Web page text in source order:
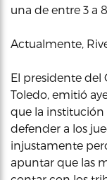
una de entre 3 a
Actualmente,
El presidente del
Toledo, emitió
que la institución
defender a los
injustamente
apuntar que las